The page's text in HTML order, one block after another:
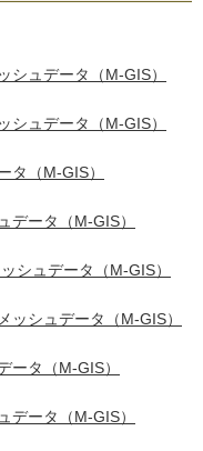
シュデータ（M-GIS）
シュデータ（M-GIS）
タ（M-GIS）
データ（M-GIS）
シュデータ（M-GIS）
ッシュデータ（M-GIS）
ータ（M-GIS）
データ（M-GIS）